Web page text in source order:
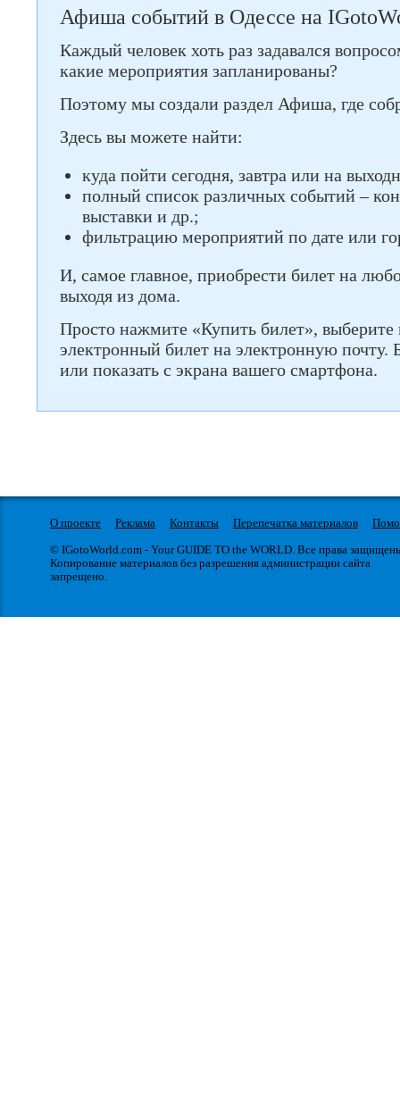
Афиша событий в Одессе на
Каждый человек хоть раз задавался
какие мероприятия запланированы?
Поэтому мы создали раздел Афиша, где
Здесь вы можете найти:
куда пойти сегодня, завтра или на
полный список различных событий –
выставки и др.;
фильтрацию мероприятий по дате или
И, самое главное, приобрести билет на
выходя из дома.
Просто нажмите «Купить билет», выберите
электронный билет на электронную почту.
или показать с экрана вашего смартфона.
О проекте Реклама Контакты Перепечатка материалов
© IGotoWorld.com - Your GUIDE TO the WORLD. Все права
Копирование материалов без разрешения администрации сайта
запрещено.